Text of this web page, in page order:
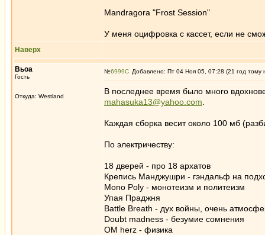
Mandragora "Frost Session"
У меня оцифровка с кассет, если не
Наверх
Вьоа
Гость
Откуда: Westland
№6999 Добавлено: Пт 04 Ноя 05, 07:28 (21 год тому
В последнее время было много
mahasuka13@yahoo.com
Каждая сборка весит около 100 мб
По электричеству:
18 дверей - про 18 архатов
Крепись Манджушри - гэндальф на
Mono Poly - монотеизм и политеизм
Упая Праджня
Battle Breath - дух войны, очень
Doubt madness - безумие сомнения
OM herz - физика